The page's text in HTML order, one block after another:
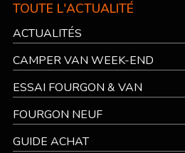
TOUTE L'ACTUALITÉ
ACTUALITÉS
CAMPER VAN WEEK-END
ESSAI FOURGON & VAN
FOURGON NEUF
GUIDE ACHAT